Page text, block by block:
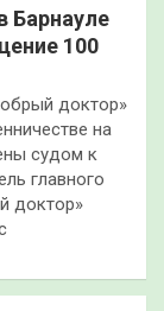
Барнауле
100
доктор»
на
судом к
главного
доктор»